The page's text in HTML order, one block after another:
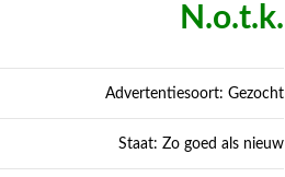
N.o.t.k.
Advertentiesoort: Gezocht
Staat: Zo goed als nieuw